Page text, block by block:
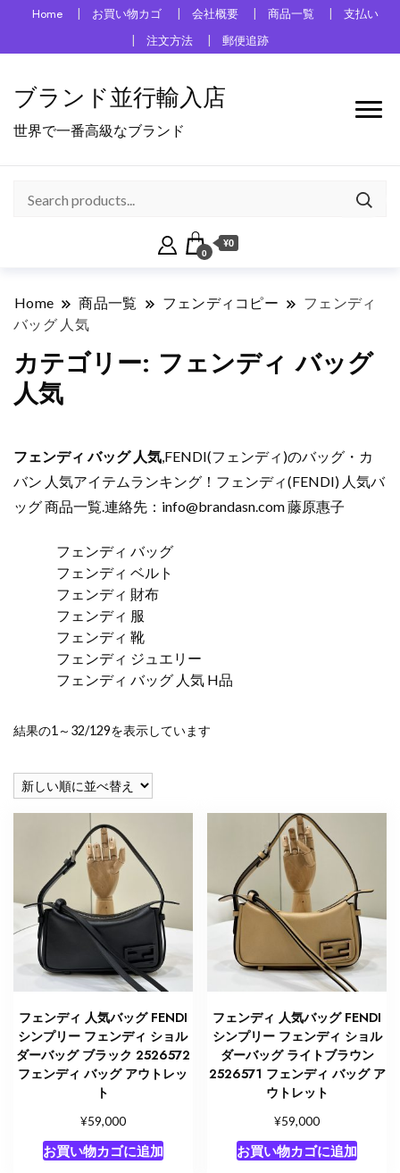
Home お買い物カゴ 会社概要 商品一覧
支払い
注文方法
郵便追跡
ブランド並行輸入店
世界で一番高級なブランド
0
¥0
Home 商品一覧 フェンディコピー
フェンディ
バッグ 人気
カテゴリー: フェンディ バッグ
人気
フェンディ バッグ 人気,FENDI(フェンディ)のバッグ・カ
バン 人気アイテムランキング！フェンディ(FENDI) 人気バ
ッグ 商品一覧.連絡先： info@brandasn.com藤原惠子
フェンディ バッグ
フェンディ ベルト
フェンディ 財布
フェンディ 服
フェンディ 靴
フェンディ ジュエリー
フェンディ バッグ 人気 H品
結果の1～32/129を表示しています
フェンディ 人気バッグ FENDI
シンプリー フェンディ ショル
ダーバッグ ブラック 2526572
フェンディ バッグ アウトレッ
ト
¥59,000
お買い物カゴに追加
フェンディ 人気バッグ FENDI
シンプリー フェンディ ショル
ダーバッグ ライトブラウン
2526571 フェンディ バッグ ア
ウトレット
¥59,000
お買い物カゴに追加